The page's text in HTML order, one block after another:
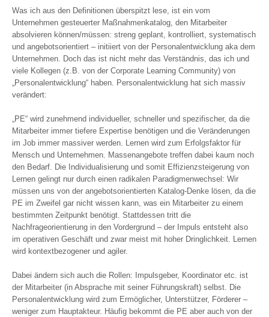
Was ich aus den Definitionen überspitzt lese, ist ein vom
Unternehmen gesteuerter Maßnahmenkatalog, den Mitarbeiter
absolvieren können/müssen: streng geplant, kontrolliert, systematisch
und angebotsorientiert – initiiert von der Personalentwicklung aka dem
Unternehmen. Doch das ist nicht mehr das Verständnis, das ich und
viele Kollegen (z.B. von der Corporate Learning Community) von
„Personalentwicklung“ haben. Personalentwicklung hat sich massiv
verändert:
„PE“ wird zunehmend individueller, schneller und spezifischer, da die
Mitarbeiter immer tiefere Expertise benötigen und die Veränderungen
im Job immer massiver werden. Lernen wird zum Erfolgsfaktor für
Mensch und Unternehmen. Massenangebote treffen dabei kaum noch
den Bedarf. Die Individualisierung und somit Effizienzsteigerung von
Lernen gelingt nur durch einen radikalen Paradigmenwechsel: Wir
müssen uns von der angebotsorientierten Katalog-Denke lösen, da die
PE im Zweifel gar nicht wissen kann, was ein Mitarbeiter zu einem
bestimmten Zeitpunkt benötigt. Stattdessen tritt die
Nachfrageorientierung in den Vordergrund – der Impuls entsteht also
im operativen Geschäft und zwar meist mit hoher Dringlichkeit. Lernen
wird kontextbezogener und agiler.
Dabei ändern sich auch die Rollen: Impulsgeber, Koordinator etc. ist
der Mitarbeiter (in Absprache mit seiner Führungskraft) selbst. Die
Personalentwicklung wird zum Ermöglicher, Unterstützer, Förderer –
weniger zum Hauptakteur. Häufig bekommt die PE aber auch von der